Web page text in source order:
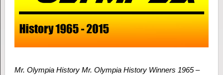
Mr. Olympia History Mr. Olympia History Winners 1965 –